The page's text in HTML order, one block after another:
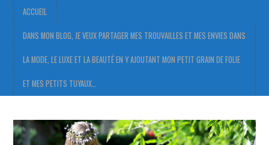
ACCUEIL
DANS MON BLOG, JE VEUX PARTAGER MES TROUVAILLES ET MES ENVIES DANS
LA MODE, LE LUXE ET LA BEAUTÉ EN Y AJOUTANT MON PETIT GRAIN DE FOLIE
ET MES PETITS TUYAUX…